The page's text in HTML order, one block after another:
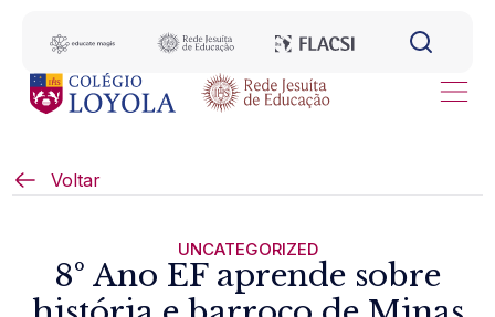
Voltar
UNCATEGORIZED
8º Ano EF aprende sobre